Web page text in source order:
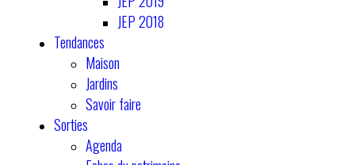
JEP 2018
Tendances
Maison
Jardins
Savoir faire
Sorties
Agenda